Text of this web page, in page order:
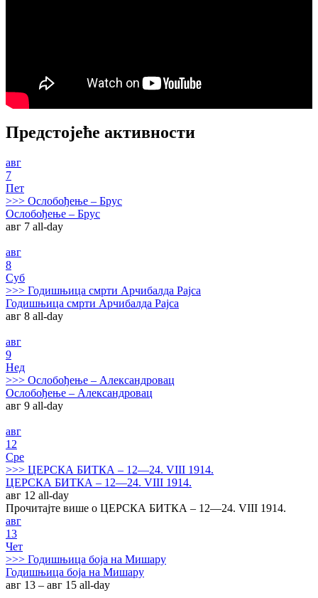
Предстојеће активности
авг
7
Пет
>>> Ослобођење – Брус
Ослобођење – Брус
авг 7 all-day
авг
8
Суб
>>> Годишњица смрти Арчибалда Рајса
Годишњица смрти Арчибалда Рајса
авг 8 all-day
авг
9
Нед
>>> Ослобођење – Александровац
Ослобођење – Александровац
авг 9 all-day
авг
12
Сре
>>> ЦЕРСКА БИТКА – 12—24. VIII 1914.
ЦЕРСКА БИТКА – 12—24. VIII 1914.
авг 12 all-day
Прочитајте више о ЦЕРСКА БИТКА – 12—24. VIII 1914.
авг
13
Чет
>>> Годишњица боја на Мишару
Годишњица боја на Мишару
авг 13 – авг 15 all-day